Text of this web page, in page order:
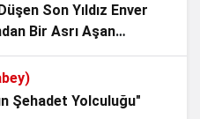
Hükmü
Bir Demeci ile 6
Son Yıldız Enver
Bir Asrı Aşan
Şehadet Yolculuğu"